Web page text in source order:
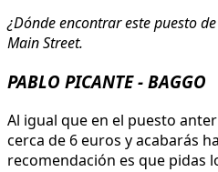
¿Dónde encontrar este puesto
Main Street.
PABLO PICANTE - BAGGO
Al igual que en el puesto
cerca de 6 euros y acabarás
recomendación es que pidas